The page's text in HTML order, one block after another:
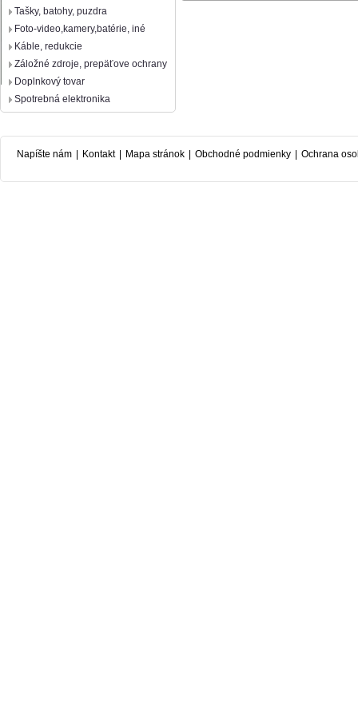
Tašky, batohy, puzdra
Foto-video,kamery,batérie, iné
Káble, redukcie
Záložné zdroje, prepäťove ochrany
Doplnkový tovar
Spotrebná elektronika
Napíšte nám Kontakt Mapa stránok Obchodné podmienky Ochrana